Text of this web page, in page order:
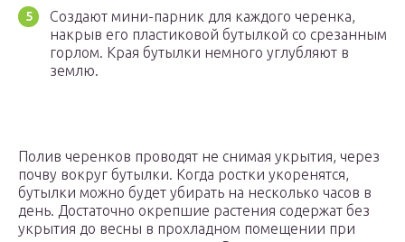
Создают мини-парник для каждого черенка,
накрыв его пластиковой бутылкой со срезанным
горлом. Края бутылки немного углубляют в
землю.
Полив черенков проводят не снимая укрытия, через
почву вокруг бутылки. Когда ростки укоренятся,
бутылки можно будет убирать на несколько часов в
день. Достаточно окрепшие растения содержат без
укрытия до весны в прохладном помещении при